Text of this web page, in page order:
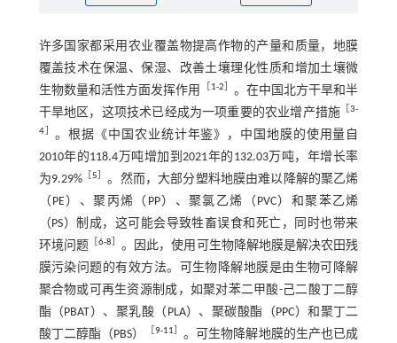
许多国家都采用农业覆盖物提高作物的产量和质量，地膜
覆盖技术在保温、保湿、改善土壤理化性质和增加土壤微
生物数量和活性方面发挥作用
［1-2］ 。在中国北方干旱和半
干旱地区，这项技术已经成为一项重要的农业增产措施 ［3-
4］ 。根据《中国农业统计年鉴》，中国地膜的使用量自
2010年的118.4万吨增加到2021年的132.03万吨，年增长率
为9.29% ［5］ 。然而，大部分塑料地膜由难以降解的聚乙烯
（PE）、聚丙烯（PP）、聚氯乙烯（PVC）和聚苯乙烯
（PS）制成，这可能会导致牲畜误食和死亡，同时也带来
环境问题［6-8］ 。因此，使用可生物降解地膜是解决农田残
膜污染问题的有效方法。可生物降解地膜是由生物可降解
聚合物或可再生资源制成，如聚对苯二甲酸-己二酸丁二醇
酯（PBAT）、聚乳酸（PLA）、聚碳酸酯（PPC）和聚丁二
酸丁二醇酯（PBS）
［9-11］ 。可生物降解地膜的生产也已成